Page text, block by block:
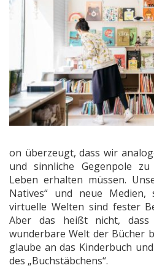
on überzeugt, dass wir
und sinnliche Gegenpole
Leben erhalten müssen.
Natives“ und neue Medien,
virtuelle Welten sind fester
Aber das heißt nicht,
wunderbare Welt der Bücher
glaube an das Kinderbuch
des „Buchstäbchens“.